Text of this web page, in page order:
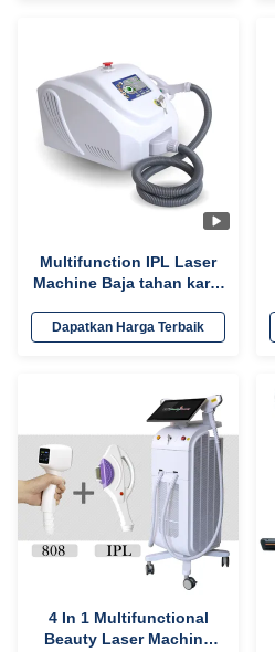
Multifunction IPL Laser
Machine Baja tahan karat
peremajaan kulit
Dapatkan Harga Terbaik
4 In 1 Multifunctional
Beauty Laser Machine